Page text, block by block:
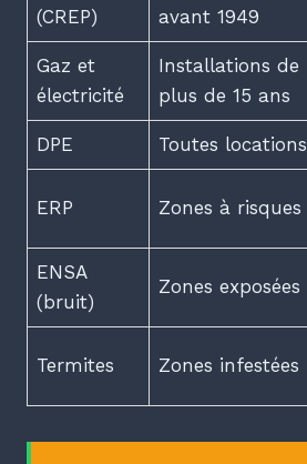
(CREP)
avant 1949
Gaz et
électricité
Installations de
plus de 15 ans
DPE Toutes locations
ERP Zones à risques
ENSA
(bruit)
Zones exposées
Termites Zones infestées